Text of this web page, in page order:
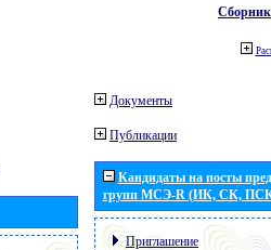
Документы
Публикации
Кандидаты на посты
групп МСЭ-R (ИК, СК,
Приглашение